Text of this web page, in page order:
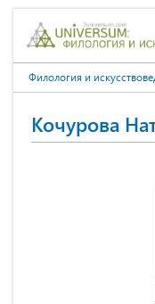
Филология и
Кочурова